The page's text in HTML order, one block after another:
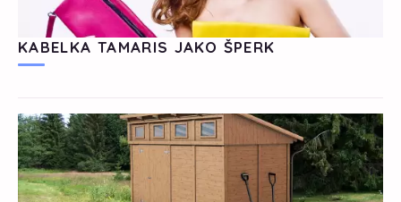
KABELKA TAMARIS JAKO ŠPERK